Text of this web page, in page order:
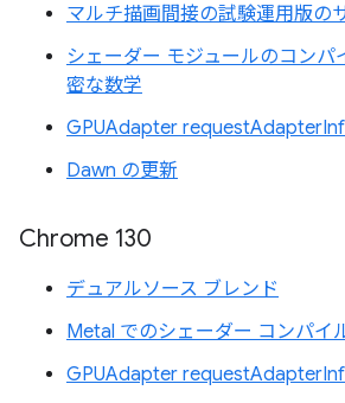
マルチ描画間接の試験運用版の
シェーダー モジュールのコンパ
密な数学
GPUAdapter
Dawn の更新
Chrome 130
デュアルソース ブレンド
Metal でのシェーダー コンパイ
GPUAdapter